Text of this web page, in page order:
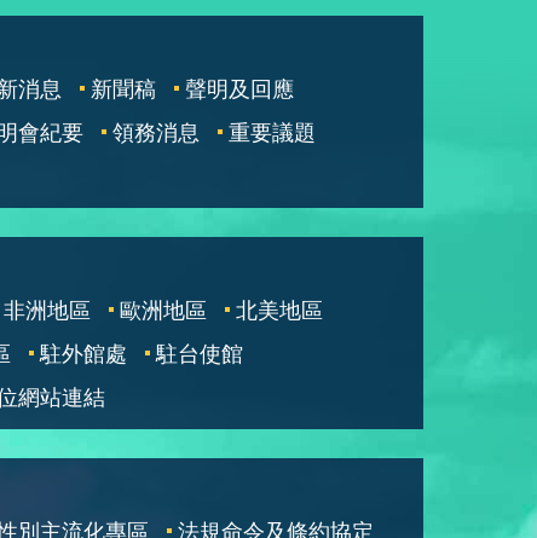
消息 新聞稿
聲明及回應
會紀要 領務消息
重要議題
非洲地區 歐洲地區
北美地區
駐外館處
駐台使館
網站連結
別主流化專區
法規命令及條約協定